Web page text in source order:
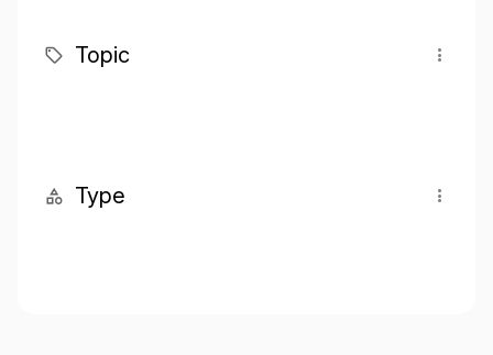
Topic
Type